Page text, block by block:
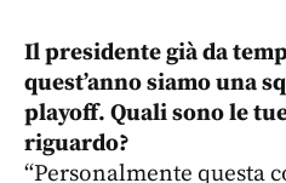
Il presidente già da
quest’anno siamo una
playoff. Quali sono le
riguardo?
“Personalmente questa